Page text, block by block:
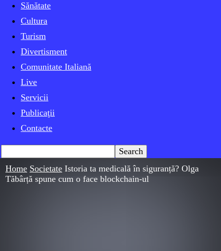
Sănătate
Cultura
Turism
Divertisment
Comunitate Italiană
Live
Servicii
Publicaţii
Contacte
Home Societate Istoria ta medicală în siguranță? Olga
Tăbârță spune cum o face blockchain-ul